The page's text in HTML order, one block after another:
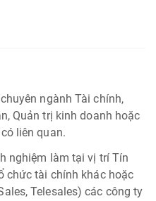
ngành Tài chính,
Quản trị kinh doanh hoặc
liên quan.
nghiệm làm tại vị trí Tín
chức tài chính khác hoặc
Telesales) các công ty